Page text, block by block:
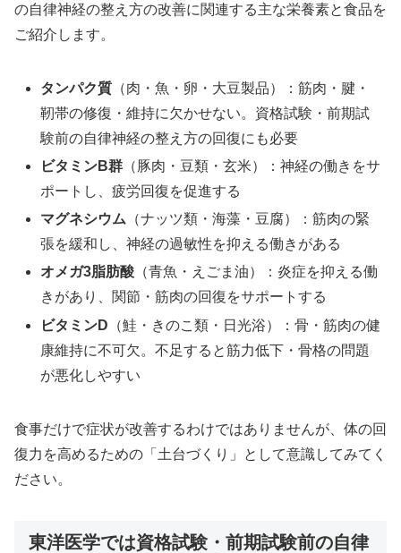
の自律神経の整え方の改善に関連する主な栄養素と食品を
ご紹介します。
タンパク質 （肉・魚・卵・大豆製品）：筋肉・腱・
靭帯の修復・維持に欠かせない。資格試験・前期試
験前の自律神経の整え方の回復にも必要
ビタミンB群 （豚肉・豆類・玄米）：神経の働きをサ
ポートし、疲労回復を促進する
マグネシウム （ナッツ類・海藻・豆腐）：筋肉の緊
張を緩和し、神経の過敏性を抑える働きがある
オメガ3脂肪酸 （青魚・えごま油）：炎症を抑える働
きがあり、関節・筋肉の回復をサポートする
ビタミンD （鮭・きのこ類・日光浴）：骨・筋肉の健
康維持に不可欠。不足すると筋力低下・骨格の問題
が悪化しやすい
食事だけで症状が改善するわけではありませんが、体の回
復力を高めるための「土台づくり」として意識してみてく
ださい。
東洋医学では資格試験・前期試験前の自律